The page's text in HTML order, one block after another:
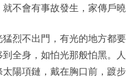
不會有事故發生，家傳戶
烈不出門，有光的地方都
全身，如怕光那般怕黑。
陽項鏈，戴在胸口前，踱